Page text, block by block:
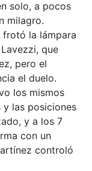
solo, a pocos
milagro.
frotó la lámpara
que
pero el
el duelo.
los mismos
las posiciones
y a los 7
con un
controló